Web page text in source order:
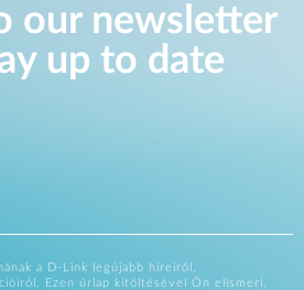
our newsletter
up to date
a D-Link legújabb híreiről,
Ezen űrlap kitöltésével Ön elismeri,